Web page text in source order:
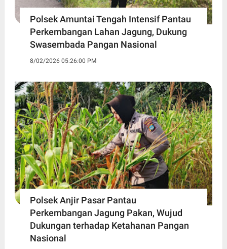
Polsek Amuntai Tengah Intensif Pantau
Perkembangan Lahan Jagung, Dukung
Swasembada Pangan Nasional
8/02/2026 05:26:00 PM
Polsek Anjir Pasar Pantau
Perkembangan Jagung Pakan, Wujud
Dukungan terhadap Ketahanan Pangan
Nasional